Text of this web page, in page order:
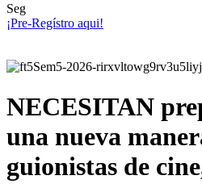
Seg
¡Pre-Regístro aqui!
NECESITAN
una nueva
guionistas de